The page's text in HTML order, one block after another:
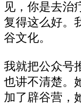
见，你是去治
复得这么好。
谷文化。
我就把公众号
也讲不清楚。
加了辟谷营，